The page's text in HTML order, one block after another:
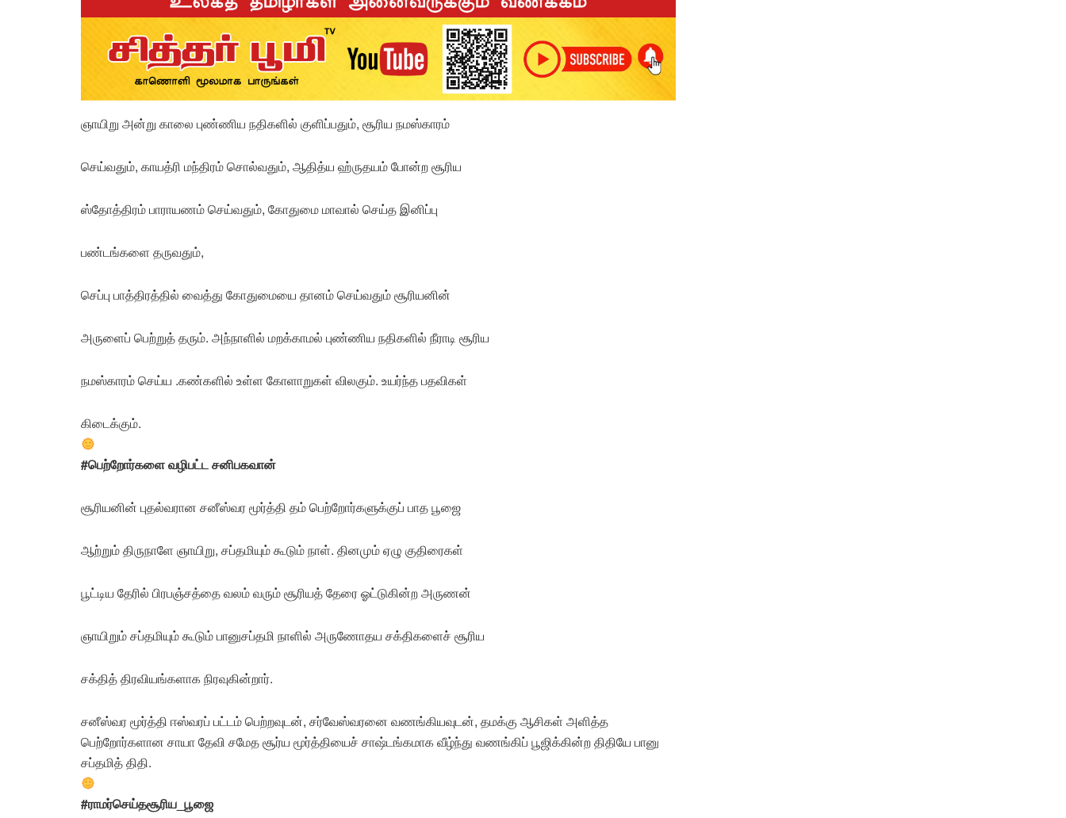
ஞாயிறு அன்று காலை புண்ணிய நதிகளில் குளிப்பதும், சூரிய நமஸ்காரம்
செய்வதும், காயத்ரி மந்திரம் சொல்வதும், ஆதித்ய ஹ்ருதயம் போன்ற சூரிய
ஸ்தோத்திரம் பாராயணம் செய்வதும், கோதுமை மாவால் செய்த இனிப்பு
பண்டங்களை தருவதும்,
செப்பு பாத்திரத்தில் வைத்து கோதுமையை தானம் செய்வதும் சூரியனின்
அருளைப் பெற்றுத் தரும். அந்நாளில் மறக்காமல் புண்ணிய நதிகளில் நீராடி சூரிய
நமஸ்காரம் செய்ய .கண்களில் உள்ள கோளாறுகள் விலகும். உயர்ந்த பதவிகள்
கிடைக்கும்.
#பெற்றோர்களை வழிபட்ட சனிபகவான்
சூரியனின் புதல்வரான சனீஸ்வர மூர்த்தி தம் பெற்றோர்களுக்குப் பாத பூஜை
ஆற்றும் திருநாளே ஞாயிறு, சப்தமியும் கூடும் நாள். தினமும் ஏழு குதிரைகள்
பூட்டிய தேரில் பிரபஞ்சத்தை வலம் வரும் சூரியத் தேரை ஓட்டுகின்ற அருணன்
ஞாயிறும் சப்தமியும் கூடும் பானுசப்தமி நாளில் அருணோதய சக்திகளைச் சூரிய
சக்தித் திரவியங்களாக நிரவுகின்றார்.
சனீஸ்வர மூர்த்தி ஈஸ்வரப் பட்டம் பெற்றவுடன், சர்வேஸ்வரனை வணங்கியவுடன், தமக்கு ஆசிகள் அளித்த
பெற்றோர்களான சாயா தேவி சமேத சூர்ய மூர்த்தியைச் சாஷ்டங்கமாக வீழ்ந்து வணங்கிப் பூஜிக்கின்ற திதியே பானு
சப்தமித் திதி.
#ராமர்செய்தசூரிய_பூஜை